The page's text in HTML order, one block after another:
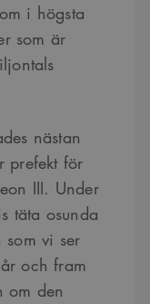
i högsta
som är
nästan
prefekt för
III. Under
täta osunda
som vi ser
och fram
om den